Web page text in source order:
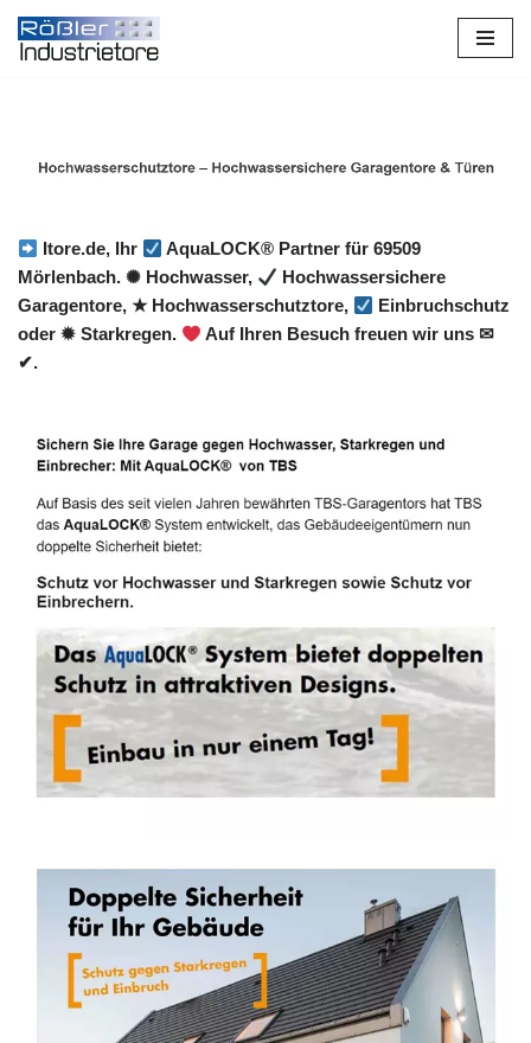
Zum
Itore.de, Ihr
AquaLOCK® Partner für 69509
Mörlenbach. ✺ Hochwasser,
Hochwassersichere
Garagentore, ★ Hochwasserschutztore,
Einbruchschutz
oder ✹ Starkregen.
Auf Ihren Besuch freuen wir uns ✉
✔.